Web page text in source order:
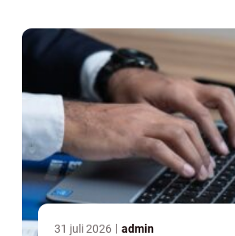
31 juli 2026 admin